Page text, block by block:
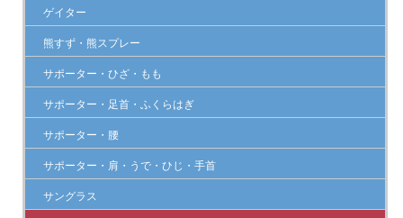
ゲイター
熊すず・熊スプレー
サポーター・ひざ・もも
サポーター・足首・ふくらはぎ
サポーター・腰
サポーター・肩・うで・ひじ・手首
サングラス